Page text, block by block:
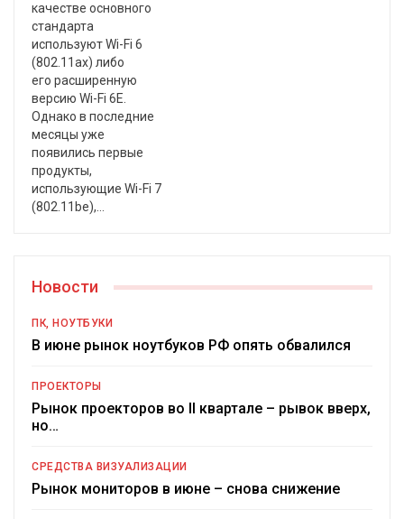
качестве основного
стандарта
используют Wi-Fi 6
(802.11ax) либо
его расширенную
версию Wi-Fi 6E.
Однако в последние
месяцы уже
появились первые
продукты,
использующие Wi-Fi 7
(802.11be),
Новости
ПК, НОУТБУКИ
В июне рынок ноутбуков РФ опять обвалился
ПРОЕКТОРЫ
Рынок проекторов во II квартале – рывок вверх,
но…
СРЕДСТВА ВИЗУАЛИЗАЦИИ
Рынок мониторов в июне – снова снижение